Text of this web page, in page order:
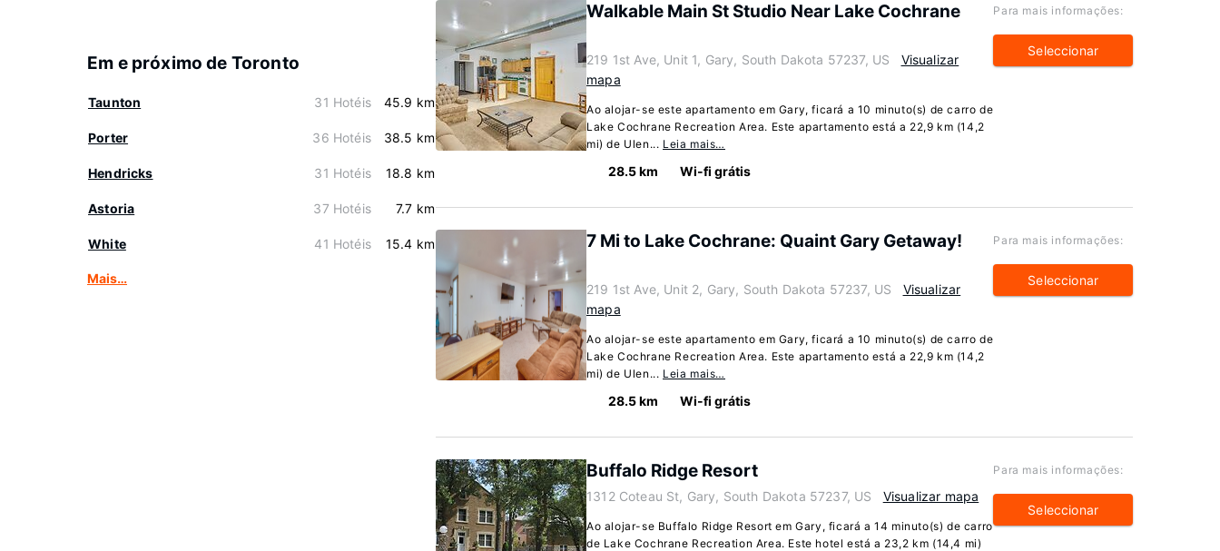
Em e próximo de Toronto
Taunton 31 Hotéis 45.9 km
Porter 36 Hotéis 38.5 km
Hendricks 31 Hotéis 18.8 km
Astoria 37 Hotéis 7.7 km
White 41 Hotéis 15.4 km
Mais…
Walkable Main St Studio Near Lake Cochrane
219 1st Ave, Unit 1, Gary, South Dakota 57237, US
Visualizar
mapa
Ao alojar-se este apartamento em Gary, ficará a 10 minuto(s) de carro de
Lake Cochrane Recreation Area. Este apartamento está a 22,9 km (14,2
mi) de Ulen... Leia mais…
28.5 km Wi-fi grátis
Para mais informações:
Seleccionar
7 Mi to Lake Cochrane: Quaint Gary Getaway!
219 1st Ave, Unit 2, Gary, South Dakota 57237, US
Visualizar
mapa
Ao alojar-se este apartamento em Gary, ficará a 10 minuto(s) de carro de
Lake Cochrane Recreation Area. Este apartamento está a 22,9 km (14,2
mi) de Ulen... Leia mais…
28.5 km Wi-fi grátis
Para mais informações:
Seleccionar
Buffalo Ridge Resort
1312 Coteau St, Gary, South Dakota 57237, US Visualizar mapa
Ao alojar-se Buffalo Ridge Resort em Gary, ficará a 14 minuto(s) de carro
de Lake Cochrane Recreation Area. Este hotel está a 23,2 km (14,4 mi)
Para mais informações:
Seleccionar